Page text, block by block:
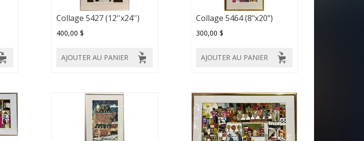
Collage 5427 (12''x24'')
400,00 $
AJOUTER AU PANIER
Collage 5464 (8"x20")
300,00 $
AJOUTER AU PANIER